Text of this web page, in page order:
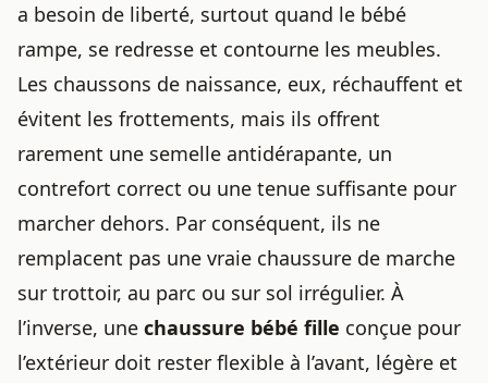
a besoin de liberté, surtout quand le bébé
rampe, se redresse et contourne les meubles.
Les chaussons de naissance, eux, réchauffent et
évitent les frottements, mais ils offrent
rarement une semelle antidérapante, un
contrefort correct ou une tenue suffisante pour
marcher dehors. Par conséquent, ils ne
remplacent pas une vraie chaussure de marche
sur trottoir, au parc ou sur sol irrégulier. À
l’inverse, une chaussure bébé fille conçue pour
l’extérieur doit rester flexible à l’avant, légère et